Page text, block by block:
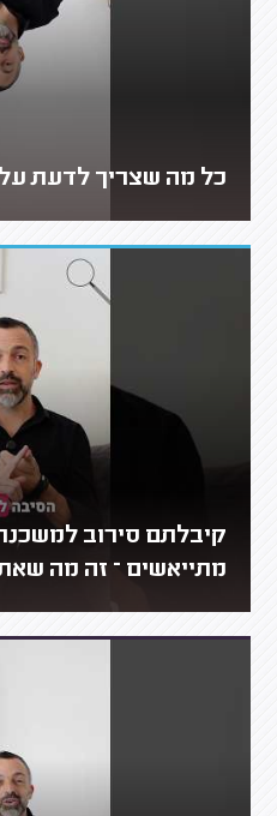
כל מה שצריך לדעת
קיבלתם סירוב
מתייאשים – זה מה